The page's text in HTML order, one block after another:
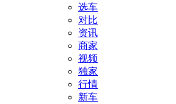
选车
对比
资讯
商家
视频
独家
行情
新车